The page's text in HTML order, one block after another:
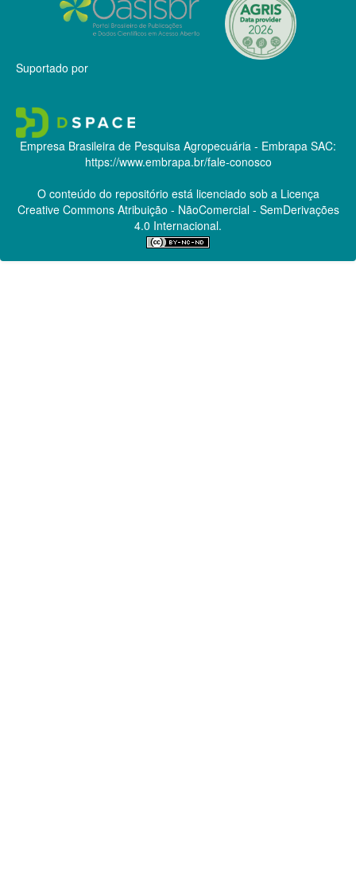
Suportado por
Empresa Brasileira de Pesquisa Agropecuária - Embrapa SAC:
https://www.embrapa.br/fale-conosco
O conteúdo do repositório está licenciado sob a Licença
Creative CommonsAtribuição - NãoComercial - SemDerivações
4.0 Internacional.